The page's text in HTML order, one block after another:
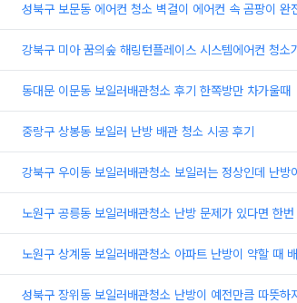
성북구 보문동 에어컨 청소 벽걸이 에어컨 속 곰팡이 완
강북구 미아 꿈의숲 해링턴플레이스 시스템에어컨 청소
동대문 이문동 보일러배관청소 후기 한쪽방만 차가울때
중랑구 상봉동 보일러 난방 배관 청소 시공 후기
강북구 우이동 보일러배관청소 보일러는 정상인데 난방
노원구 공릉동 보일러배관청소 난방 문제가 있다면 한
노원구 상계동 보일러배관청소 아파트 난방이 약할 때
성북구 장위동 보일러배관청소 난방이 예전만큼 따뜻하